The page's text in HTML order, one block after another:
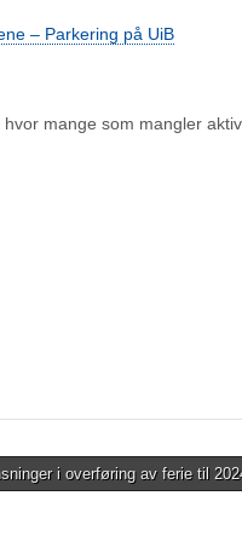
– Parkering på UiB
mange som mangler aktiv
i overføring av ferie til